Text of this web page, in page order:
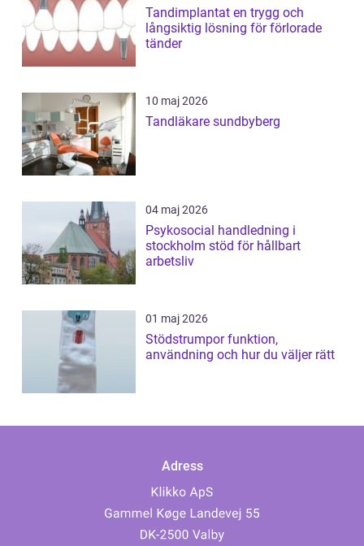
Tandimplantat en trygg och
långsiktig lösning för förlorade
tänder
10 maj 2026
Tandläkare sundbyberg
04 maj 2026
Psykosocial handledning i
stockholm stöd för hållbart
arbetsliv
01 maj 2026
Stödstrumpor funktion,
användning och hur du väljer rätt
Adress